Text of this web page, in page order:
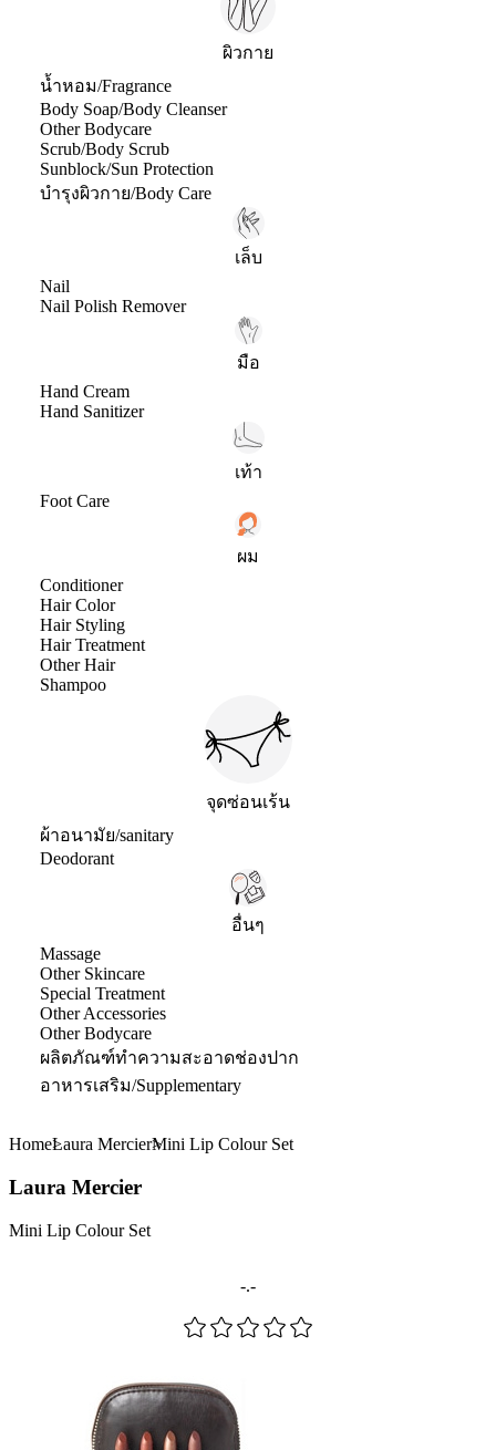
ผิวกาย
น้ำหอม/Fragrance
Body Soap/Body Cleanser
Other Bodycare
Scrub/Body Scrub
Sunblock/Sun Protection
บำรุงผิวกาย/Body Care
เล็บ
Nail
Nail Polish Remover
มือ
Hand Cream
Hand Sanitizer
เท้า
Foot Care
ผม
Conditioner
Hair Color
Hair Styling
Hair Treatment
Other Hair
Shampoo
จุดซ่อนเร้น
ผ้าอนามัย/sanitary
Deodorant
อื่นๆ
Massage
Other Skincare
Special Treatment
Other Accessories
Other Bodycare
ผลิตภัณฑ์ทำความสะอาดช่องปาก
อาหารเสริม/Supplementary
HomeLaura MercierMini Lip Colour Set
Laura Mercier
Mini Lip Colour Set
-.-